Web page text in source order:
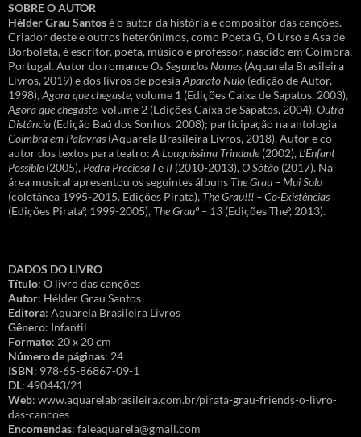
SOBRE O AUTOR
Hélder Grau Santosé o autor da história e compositor das canções.
Criador deste e outros heterónimos, como Poeta G, O Urso e Asa de
Borboleta, é escritor, poeta, músico e professor, nascido em Coimbra,
Portugal. Autor do romanceOs Segundos Nomes (Aquarela Brasileira
Livros, 2019) e dos livros de poesiaAparato Nulo (edição de Autor,
1998),Agora que chegaste, volume 1 (Edições Caixa de Sapatos, 2003),
Agora que chegaste, volume 2 (Edições Caixa de Sapatos, 2004),Outra
Distância (Edição Baú dos Sonhos, 2008); participação na antologia
Coimbra em Palavras (Aquarela Brasileira Livros, 2018). Autor e co-
autor dos textos para teatro: A Louquíssima Trindade (2002),L’Énfant
Possible (2005), Pedra Preciosa Ie II (2010-2013),O Sótão (2017). Na
área musical apresentou os seguintes álbuns The Grau – Mui Solo
(coletânea 1995-2015. Edições Pirata), The Grau!!! – Co-Existências
(Edições Pirataº, 1999-2005), The Grauº – 13 (Edições Theº, 2013).
DADOS DO LIVRO
Título: O livro das canções
Autor: Hélder Grau Santos
Editora: Aquarela Brasileira Livros
Gênero: Infantil
Formato: 20 x 20 cm
Número de páginas: 24
ISBN: 978-65-86867-09-1
DL: 490443/21
Web: www.aquarelabrasileira.com.br/pirata-grau-friends-o-livro-
das-cancoes
Encomendas: faleaquarela@gmail.com